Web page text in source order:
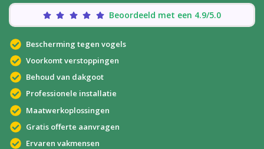
Beoordeeld met een 4.9/5.0
Bescherming tegen vogels
Voorkomt verstoppingen
Behoud van dakgoot
Professionele installatie
Maatwerkoplossingen
Gratis offerte aanvragen
Ervaren vakmensen